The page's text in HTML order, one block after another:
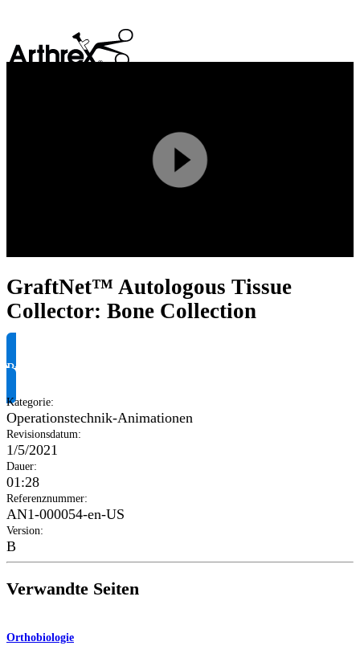
Play
Video
GraftNet™ Autologous Tissue
Collector: Bone Collection
Produktinformationen anfragen
Kategorie:
Operationstechnik-Animationen
Revisionsdatum:
1/5/2021
Dauer:
01:28
Referenznummer:
AN1-000054-en-US
Version:
B
Verwandte Seiten
Orthobiologie